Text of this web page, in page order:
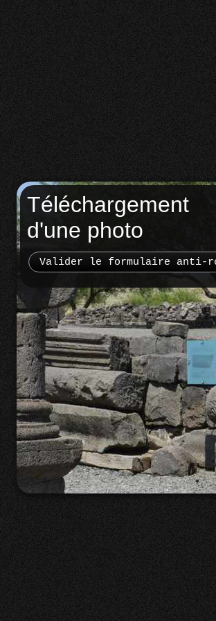
Téléchargement
d'une photo